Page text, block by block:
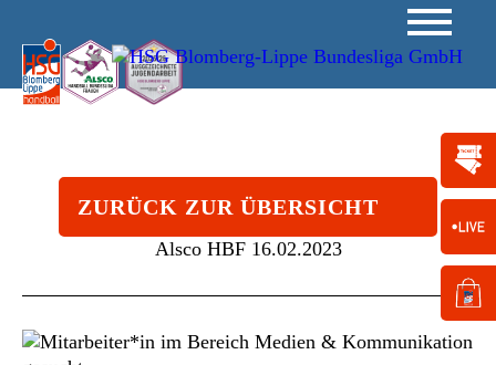
ZURÜCK ZUR ÜBERSICHT
Alsco HBF 16.02.2023